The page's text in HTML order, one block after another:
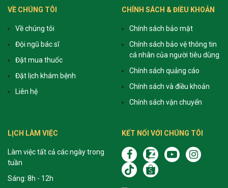
VỀ CHÚNG TÔI
Về chúng tôi
Đội ngũ bác sĩ
Đặt mua thuốc
Đặt lịch khám bệnh
Liên hệ
CHÍNH SÁCH & ĐIỀU KHOẢN
Chính sách bảo mật
Chính sách bảo vệ thông tin
cá nhân của người tiêu dùng
Chính sách quảng cáo
Chính sách và điều khoản
Chính sách vận chuyển
LỊCH LÀM VIỆC
Làm việc tất cả các ngày trong
tuần
Sáng: 8h - 12h
KẾT NỐI VỚI CHÚNG TÔI